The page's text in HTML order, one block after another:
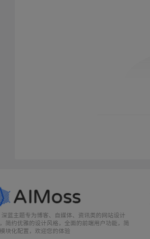
深蓝主题专为博客、自媒体、资讯类的网站设计
简约优雅的设计风格，全面的前端用户功能，简
块化配置，欢迎您的体验